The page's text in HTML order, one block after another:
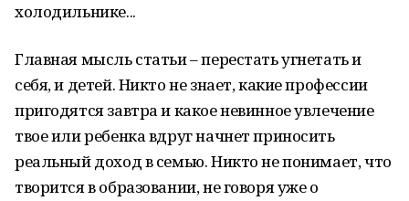
холодильнике...
Главная мысль статьи – перестать угнетать и
себя, и детей. Никто не знает, какие профессии
пригодятся завтра и какое невинное увлечение
твое или ребенка вдруг начнет приносить
реальный доход в семью. Никто не понимает, что
творится в образовании, не говоря уже о